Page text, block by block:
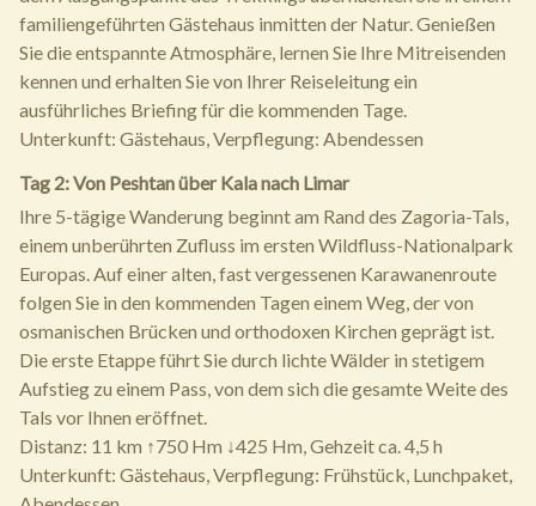
familiengeführten Gästehaus inmitten der Natur. Genießen
Sie die entspannte Atmosphäre, lernen Sie Ihre Mitreisenden
kennen und erhalten Sie von Ihrer Reiseleitung ein
ausführliches Briefing für die kommenden Tage.
Unterkunft: Gästehaus, Verpflegung: Abendessen
Tag 2: Von Peshtan über Kala nach Limar
Ihre 5-tägige Wanderung beginnt am Rand des Zagoria-Tals,
einem unberührten Zufluss im ersten Wildfluss-Nationalpark
Europas. Auf einer alten, fast vergessenen Karawanenroute
folgen Sie in den kommenden Tagen einem Weg, der von
osmanischen Brücken und orthodoxen Kirchen geprägt ist.
Die erste Etappe führt Sie durch lichte Wälder in stetigem
Aufstieg zu einem Pass, von dem sich die gesamte Weite des
Tals vor Ihnen eröffnet.
Distanz: 11 km ↑750 Hm ↓425 Hm, Gehzeit ca. 4,5 h
Unterkunft: Gästehaus, Verpflegung: Frühstück, Lunchpaket,